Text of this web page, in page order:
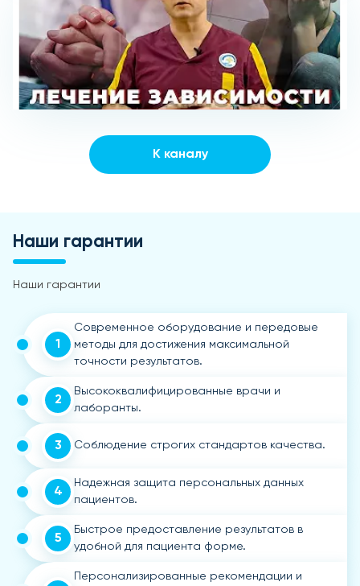
К каналу
Наши гарантии
Наши гарантии
1
Современное оборудование и передовые
методы для достижения максимальной
точности результатов.
2
Высококвалифицированные врачи и
лаборанты.
3 Соблюдение строгих стандартов качества.
4
Надежная защита персональных данных
пациентов.
5
Быстрое предоставление результатов в
удобной для пациента форме.
Персонализированные рекомендации и